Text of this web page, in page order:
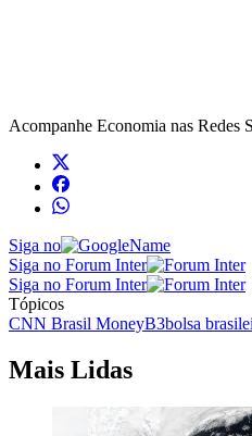
Acompanhe Economia nas Redes
Siga no
Siga no Forum Inter
Siga no Forum Inter
Tópicos
CNN Brasil MoneyB3bolsa
Mais Lidas